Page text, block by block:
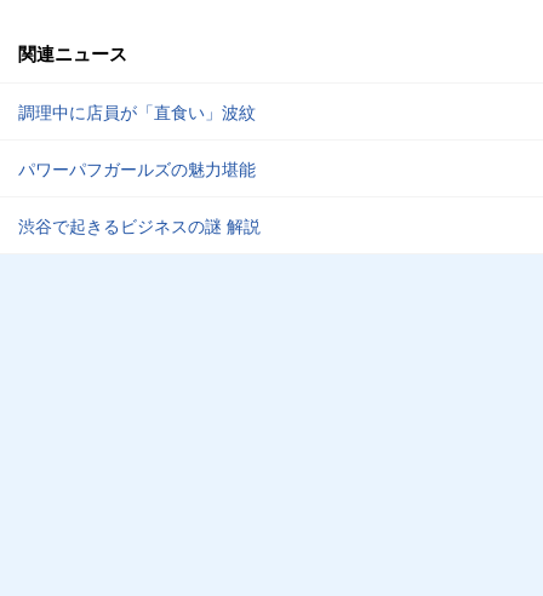
関連ニュース
調理中に店員が「直食い」波紋
パワーパフガールズの魅力堪能
渋谷で起きるビジネスの謎 解説